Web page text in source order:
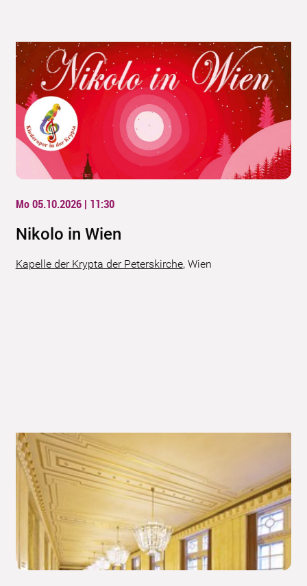
Mo 05.10.2026 | 11:30
Nikolo in Wien
Kapelle der Krypta der Peterskirche, Wien